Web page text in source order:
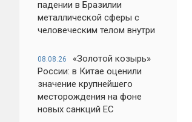
падении в Бразилии
металлической сферы с
человеческим телом внутри
08.08.26
«Золотой козырь»
России: в Китае оценили
значение крупнейшего
месторождения на фоне
новых санкций ЕС